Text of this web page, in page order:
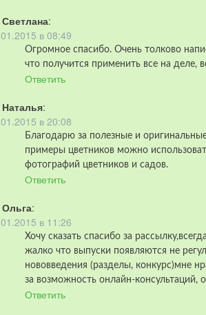
Светлана:
в 08:49
Огромное спасибо. Очень толково
что получится применить все на деле,
Ответить
Наталья:
в 20:08
Благодарю за полезные и
примеры цветников можно
фотографий цветников и садов.
Ответить
Ольга:
в 11:26
Хочу сказать спасибо за
жалко что выпуски появляются не
нововведения (разделы, конкурс)мне
за возможность онлайн-консультаций,
Ответить